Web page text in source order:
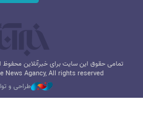
تمامی حقوق این سایت برای خبرآنلاین
News Agancy, All rights reserved
طراحی و